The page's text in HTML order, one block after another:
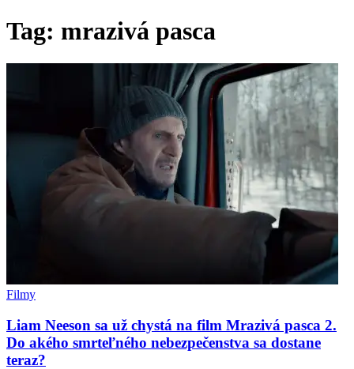
Tag: mrazivá pasca
Filmy
Liam Neeson sa už chystá na film Mrazivá pasca 2.
Do akého smrteľného nebezpečenstva sa dostane
teraz?